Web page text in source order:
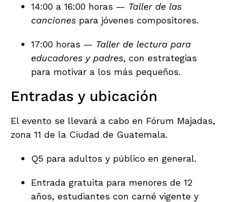
14:00 a 16:00 horas — Taller de las
canciones para jóvenes compositores.
17:00 horas — Taller de lectura para
educadores y padres, con estrategias
para motivar a los más pequeños.
Entradas y ubicación
El evento se llevará a cabo en Fórum Majadas,
zona 11 de la Ciudad de Guatemala.
Q5 para adultos y público en general.
Entrada gratuita para menores de 12
años, estudiantes con carné vigente y